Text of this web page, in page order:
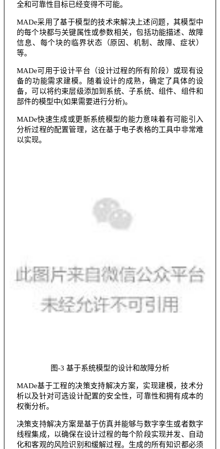
全和可靠性目标已经变得不可能。
MADe采用了基于模型的技术来解决上述问题，其模型中
的每个块都与关键属性或参数相关，包括功能描述、故障
信息、每个块的临界状态（原因、机制、故障、症状）
等。
MADe可用于设计平台（设计过程的所有阶段）或现有设
备的功能需求建模。随着设计的成熟，确定了具体的设
备，可以将约束层级添加到系统、子系统、组件、组件和
部件的模型中(如果需要进行分析)。
MADe快速生成或更新系统模型的能力意味着有可能引入
分析过程的配置管理，这在基于电子表格的工具中非常难
以实现。
图-3 基于系统模型的设计和故障分析
MADe基于工程的决策支持解决方案，实现建模，技术分
析以及针对可选设计配置的安全性，可靠性和拥有成本的
权衡分析。
决策支持解决方案是基于仿真并能够与数字孪生或者数字
线程集成，以确保在设计过程的每个阶段实现并发、自动
化和客观的风险识别和缓解过程。生成的所有知识都必须